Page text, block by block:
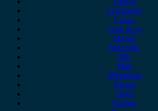
Leapmotor
Lexus
Lynk & co
Mazda
Mercedes
MG
Mini
Mitsubishi
Nissan
Opel
Omoda